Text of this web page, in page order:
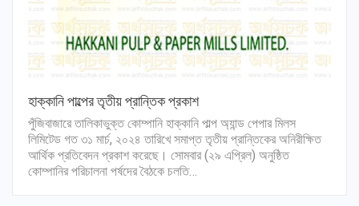
হাক্কানি পাল্পের তৃতীয় প্রান্তিক প্রকাশ
পুঁজিবাজারে তালিকাভুক্ত কোম্পানি হাক্কানি পাল্প অ্যান্ড পেপার মিলস
লিমিটেড গত ৩১ মার্চ, ২০২৪ তারিখে সমাপ্ত তৃতীয় প্রান্তিকের অনিরীক্ষিত
আর্থিক প্রতিবেদন প্রকাশ করেছে। সোমবার (২৯ এপ্রিল) অনুষ্ঠিত
কোম্পানির পরিচালনা পর্ষদের বৈঠকে চলতি…